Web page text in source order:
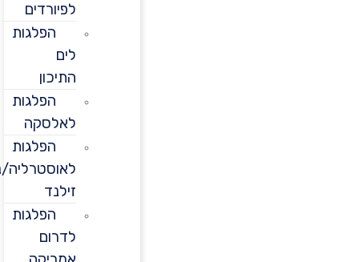
לפיורדים
הפלגות
התיכון
הפלגות
לאלסקה
הפלגות
לאוסטרליה/ניו
הפלגות
לדרום